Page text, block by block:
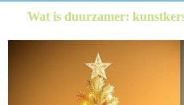
Wat is duurzamer: